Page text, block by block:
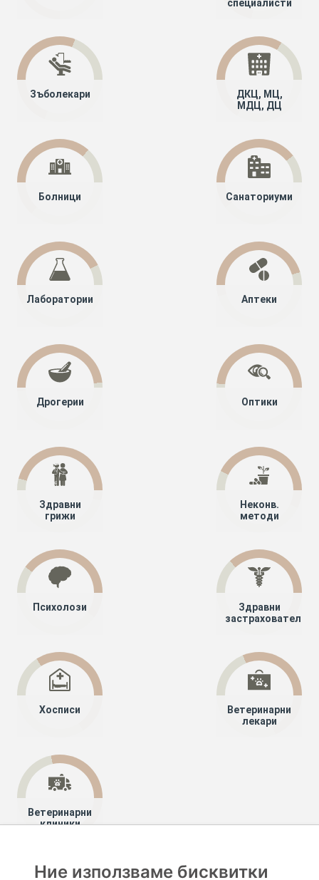
специалисти
Зъболекари
ДКЦ, МЦ,
МДЦ, ДЦ
Болници Санаториуми
Лаборатории Аптеки
Дрогерии Оптики
Здравни
грижи
Неконв.
методи
Психолози
Здравни
застрахователи
Хосписи
Ветеринарни
лекари
Ветеринарни
клиники
Специалисти
Ние използваме бисквитки